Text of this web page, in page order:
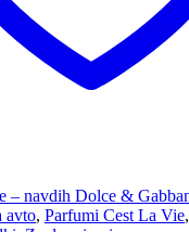
avto, Parfumi Cest La Vie,